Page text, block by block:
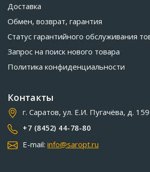
Доставка
Обмен, возврат, гарантия
Статус гарантийного обслуживания
Запрос на поиск нового товара
Политика конфиденциальности
Контакты
г. Саратов, ул. Е.И. Пугачёва, д. 159
+7 (8452) 44-78-80
E-mail: info@saropt.ru